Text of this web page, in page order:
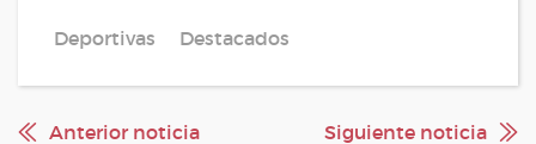
Deportivas Destacados
Anterior noticia Siguiente noticia